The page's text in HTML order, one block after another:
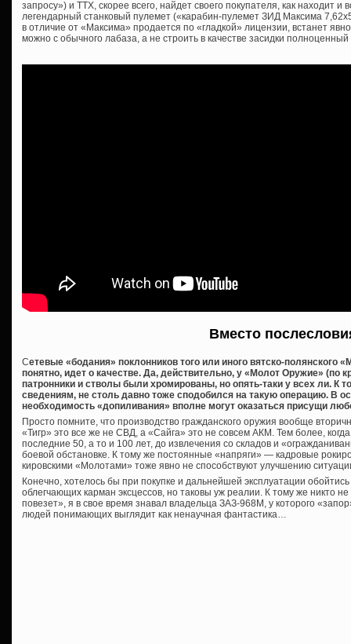
запросу») и ТТХ, скорее всего, найдет своего покупателя, как находит
легендарный станковый пулемет («карабин-пулемет ЗИД Максима
в отличие от «Максима» продается по «гладкой» лицензии, встанет
можно с обычного лабаза, а не строить в качестве засидки
Вместо
Сетевые «бодания» поклонников того или иного вятско-полянского
понятно, идет о качестве. Да, действительно, у «Молот Оружие» (по
патронники и стволы были хромированы, но опять-таки у всех ли. К
сведениям, не столь давно тоже сподобился на такую операцию. В
необходимость «допиливания» вполне могут оказаться присущи
Просто помните, что производство гражданского оружия вообще
«Тигр» это все же не СВД, а «Сайга» это не совсем АКМ. Тем более,
последние 50, а то и 100 лет, до извлечения со складов и
боевой обстановке. К тому же постоянные «напряги» — кадровые
кировскими «Молотами» тоже явно не способствуют улучшению
Конечно, хотелось бы при покупке и дальнейшей эксплуатации
облегчающих карман эксцессов, но таковы уж реалии. К тому же никто
повезет», я в свое время знавал владельца ЗАЗ-968М, у которого
людей понимающих выглядит как ненаучная фантастика…